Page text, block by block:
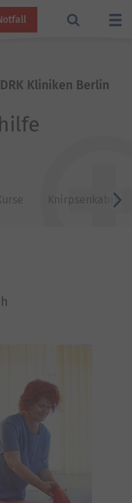
Kliniken Berlin
Knirpsenkabine